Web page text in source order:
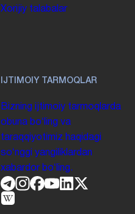
Xorijiy talabalar
IJTIMOIY TARMOQLAR
Bizning ijtimoiy tarmoqlarda
obuna boʻling va
taraqqiyotimiz haqidagi
soʻnggi yangiliklardan
xabardor boʻling.